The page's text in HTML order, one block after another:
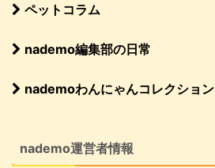
ペットコラム
nademo編集部の日常
nademoわんにゃんコレクション
nademo運営者情報